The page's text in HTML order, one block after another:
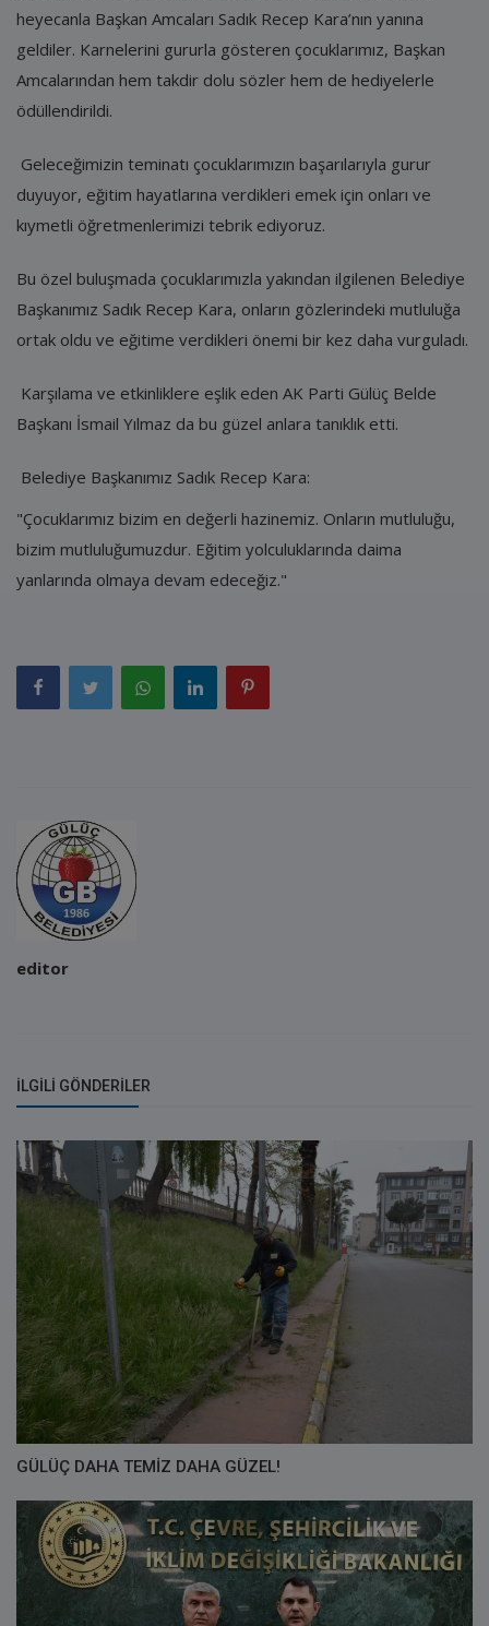
heyecanla Başkan Amcaları Sadık Recep Kara’nın yanına
geldiler. Karnelerini gururla gösteren çocuklarımız, Başkan
Amcalarından hem takdir dolu sözler hem de hediyelerle
ödüllendirildi.
Geleceğimizin teminatı çocuklarımızın başarılarıyla gurur
duyuyor, eğitim hayatlarına verdikleri emek için onları ve
kıymetli öğretmenlerimizi tebrik ediyoruz.
Bu özel buluşmada çocuklarımızla yakından ilgilenen Belediye
Başkanımız Sadık Recep Kara, onların gözlerindeki mutluluğa
ortak oldu ve eğitime verdikleri önemi bir kez daha vurguladı.
Karşılama ve etkinliklere eşlik eden AK Parti Gülüç Belde
Başkanı İsmail Yılmaz da bu güzel anlara tanıklık etti.
Belediye Başkanımız Sadık Recep Kara:
"Çocuklarımız bizim en değerli hazinemiz. Onların mutluluğu,
bizim mutluluğumuzdur. Eğitim yolculuklarında daima
yanlarında olmaya devam edeceğiz."
editor
İLGILI GÖNDERILER
GÜLÜÇ DAHA TEMİZ DAHA GÜZEL!